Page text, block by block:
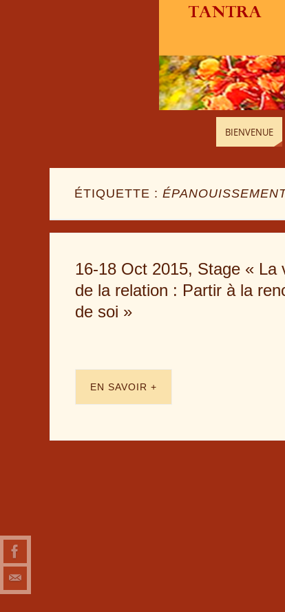
BIENVENUE
ÉTIQUETTE :
16-18 Oct 2015, Stage « La
de la relation : Partir à la
de soi »
EN SAVOIR +